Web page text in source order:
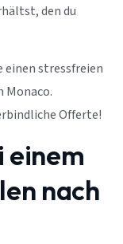
den du
einen stressfreien
Monaco.
Offerte!
einem
nach